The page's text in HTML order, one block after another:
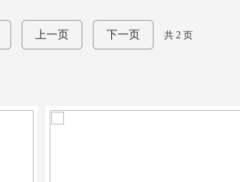
上一页 下一页 共 2 页